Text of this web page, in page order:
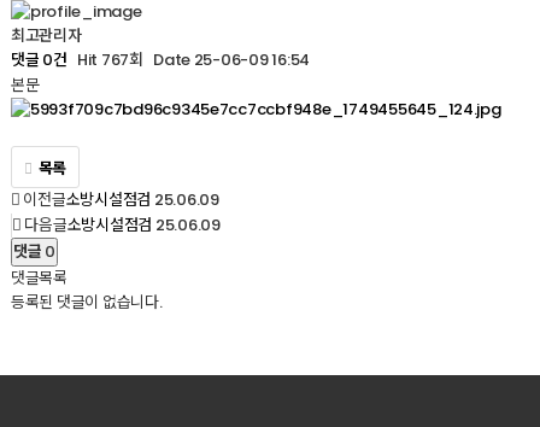
최고관리자
댓글 0건 Hit 767회 Date 25-06-09 16:54
본문
목록
이전글소방시설점검 25.06.09
다음글소방시설점검 25.06.09
댓글 0
댓글목록
등록된 댓글이 없습니다.